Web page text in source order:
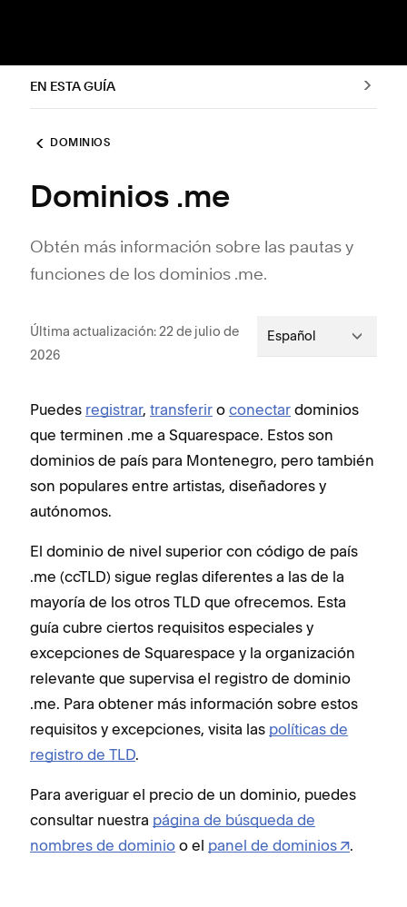
EN ESTA GUÍA
DOMINIOS
Dominios .me
Obtén más información sobre las pautas y
funciones de los dominios .me.
Última actualización: 22 de julio de
2026
Español
Puedes registrar, transferir o conectar dominios
que terminen .me a Squarespace. Estos son
dominios de país para Montenegro, pero también
son populares entre artistas, diseñadores y
autónomos.
El dominio de nivel superior con código de país
.me (ccTLD) sigue reglas diferentes a las de la
mayoría de los otros TLD que ofrecemos. Esta
guía cubre ciertos requisitos especiales y
excepciones de Squarespace y la organización
relevante que supervisa el registro de dominio
.me. Para obtener más información sobre estos
requisitos y excepciones, visita las políticas de
registro de TLD.
Para averiguar el precio de un dominio, puedes
consultar nuestra página de búsqueda de
nombres de dominio o el panel de dominios .